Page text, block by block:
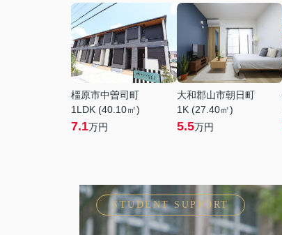
橿原市中曽司町
1LDK (40.10㎡)
7.1万円
大和郡山市朝日町
1K (27.40㎡)
5.5万円
STUDENT SUPPORT